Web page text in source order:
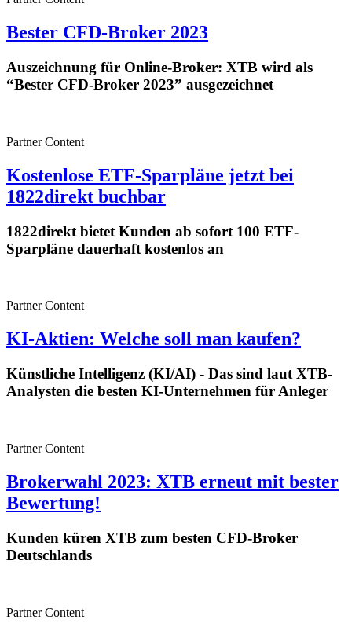
Bester CFD-Broker 2023
Auszeichnung für Online-Broker: XTB wird als
“Bester CFD-Broker 2023” ausgezeichnet
Partner Content
Kostenlose ETF-Sparpläne jetzt bei
1822direkt buchbar
1822direkt bietet Kunden ab sofort 100 ETF-
Sparpläne dauerhaft kostenlos an
Partner Content
KI-Aktien: Welche soll man kaufen?
Künstliche Intelligenz (KI/AI) - Das sind laut XTB-
Analysten die besten KI-Unternehmen für Anleger
Partner Content
Brokerwahl 2023: XTB erneut mit bester
Bewertung!
Kunden küren XTB zum besten CFD-Broker
Deutschlands
Partner Content